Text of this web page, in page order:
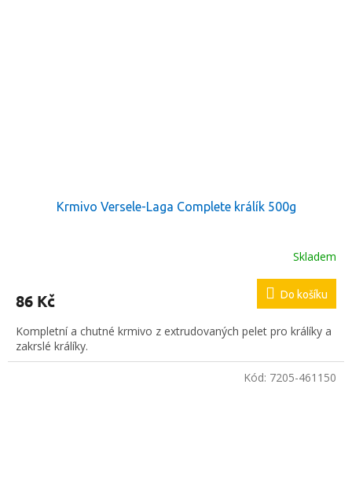
Krmivo Versele-Laga Complete králík 500g
Skladem
86 Kč Do košíku
Kompletní a chutné krmivo z extrudovaných pelet pro králíky a
zakrslé králíky.
Kód: 7205-461150